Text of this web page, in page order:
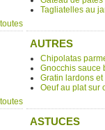
toutes
Tagliatelles au
toutes
AUTRES
Chipolatas
Gnocchis sauce
Gratin lardons
Oeuf au plat sur
ASTUCES